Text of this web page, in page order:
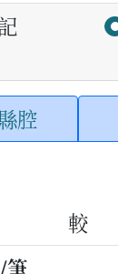
腔
較
筆